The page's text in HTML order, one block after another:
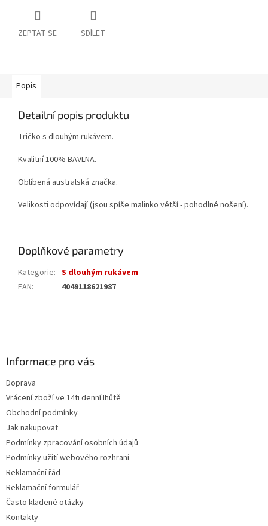
ZEPTAT SE SDÍLET
Popis
Detailní popis produktu
Tričko s dlouhým rukávem.
Kvalitní 100% BAVLNA.
Oblíbená australská značka.
Velikosti odpovídají (jsou spíše malinko větší - pohodlné nošení).
Doplňkové parametry
Kategorie: S dlouhým rukávem
EAN: 4049118621987
Informace pro vás
Doprava
Vrácení zboží ve 14ti denní lhůtě
Obchodní podmínky
Jak nakupovat
Podmínky zpracování osobních údajů
Podmínky užití webového rozhraní
Reklamační řád
Reklamační formulář
Často kladené otázky
Kontakty